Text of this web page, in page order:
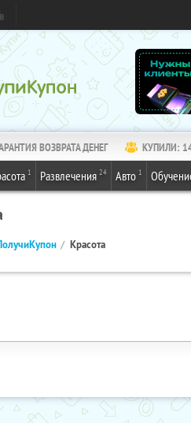
ВОЗВРАТА ДЕНЕГ КУПИЛИ:
1 Развлечения 24 Авто 1
Красота